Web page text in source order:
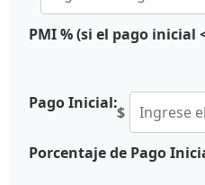
PMI % (si el pago inicial
Pago Inicial:$
Porcentaje de Pago